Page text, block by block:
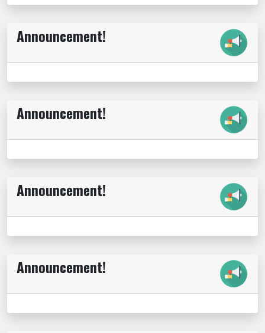
Announcement!
Announcement!
Announcement!
Announcement!